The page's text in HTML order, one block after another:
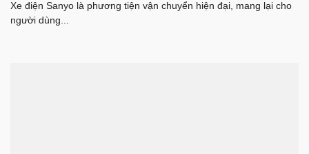
Xe điện Sanyo là phương tiện vận chuyển hiện đại, mang lại cho
người dùng...